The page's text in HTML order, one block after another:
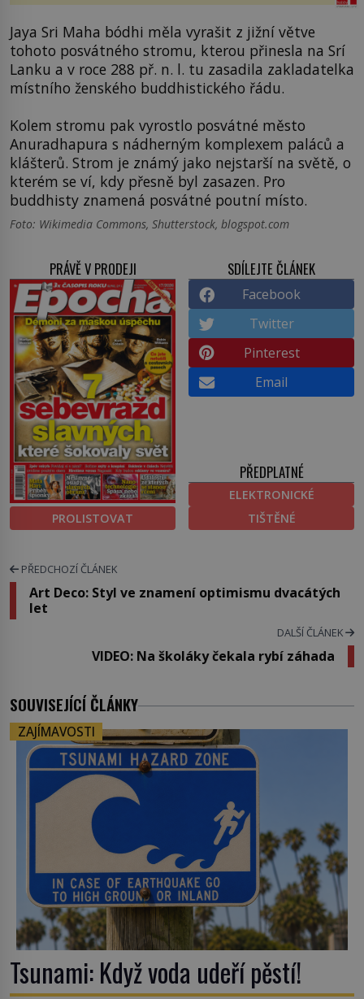
Jaya Sri Maha bódhi měla vyrašit z jižní větve
tohoto posvátného stromu, kterou přinesla na Srí
Lanku a v roce 288 př. n. l. tu zasadila zakladatelka
místního ženského buddhistického řádu.
Kolem stromu pak vyrostlo posvátné město
Anuradhapura s nádherným komplexem paláců a
klášterů. Strom je známý jako nejstarší na světě, o
kterém se ví, kdy přesně byl zasazen. Pro
buddhisty znamená posvátné poutní místo.
Foto: Wikimedia Commons, Shutterstock, blogspot.com
PRÁVĚ V PRODEJI
PROLISTOVAT
SDÍLEJTE ČLÁNEK
Facebook
Twitter
Pinterest
Email
PŘEDPLATNÉ
ELEKTRONICKÉ
TIŠTĚNÉ
PŘEDCHOZÍ ČLÁNEK
Art Deco: Styl ve znamení optimismu dvacátých
let
DALŠÍ ČLÁNEK
VIDEO: Na školáky čekala rybí záhada
SOUVISEJÍCÍ ČLÁNKY
ZAJÍMAVOSTI
Tsunami: Když voda udeří pěstí!